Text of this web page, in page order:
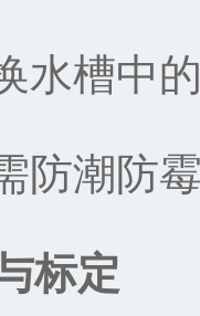
槽中的
潮防霉
标定